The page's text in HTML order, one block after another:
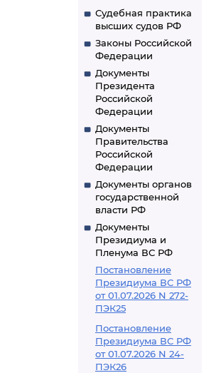
Судебная практика
высших судов РФ
Законы Российской
Федерации
Документы
Президента
Российской
Федерации
Документы
Правительства
Российской
Федерации
Документы органов
государственной
власти РФ
Документы
Президиума и
Пленума ВС РФ
Постановление
Президиума ВС РФ
от 01.07.2026 N 272-
ПЭК25
Постановление
Президиума ВС РФ
от 01.07.2026 N 24-
ПЭК26